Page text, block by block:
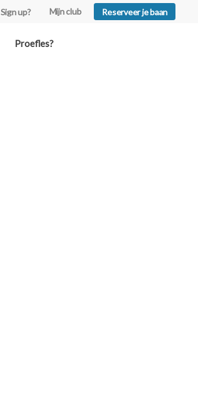
Sign up? Mijn club Reserveer je baan
Proefles?